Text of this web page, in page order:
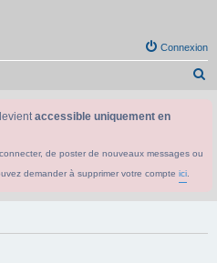
Connexion
accessible uniquement en
de poster de nouveaux messages ou
demander à supprimer votre compte ici